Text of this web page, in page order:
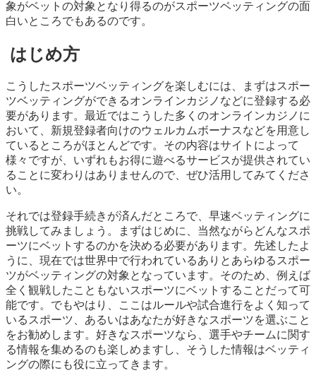
象がベットの対象となり得るのがスポーツベッティングの面
白いところでもあるのです。
はじめ方
こうしたスポーツベッティングを楽しむには、まずはスポー
ツベッティングができるオンラインカジノなどに登録する必
要があります。最近ではこうした多くのオンラインカジノに
おいて、新規登録者向けのウェルカムボーナスなどを用意し
ているところがほとんどです。その内容はサイトによって
様々ですが、いずれもお得に遊べるサービスが提供されてい
ることに変わりはありませんので、ぜひ活用してみてくださ
い。
それでは登録手続きが済んだところで、早速ベッティングに
挑戦してみましょう。まずはじめに、当然ながらどんなスポ
ーツにベットするのかを決める必要があります。先述したよ
うに、現在では世界中で行われているありとあらゆるスポー
ツがベッティングの対象となっています。そのため、例えば
全く観戦したこともないスポーツにベットすることだって可
能です。でもやはり、ここはルールや試合進行をよく知って
いるスポーツ、あるいはあなたが好きなスポーツを選ぶこと
をお勧めします。好きなスポーツなら、選手やチームに関す
る情報を集めるのも楽しめますし、そうした情報はベッティ
ングの際にも役に立ってきます。